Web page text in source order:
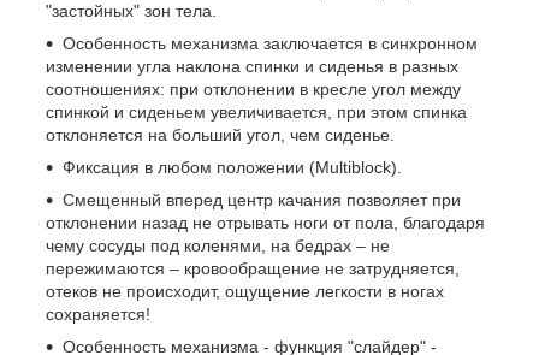
"застойных" зон тела.
Особенность механизма заключается в синхронном
изменении угла наклона спинки и сиденья в разных
соотношениях: при отклонении в кресле угол между
спинкой и сиденьем увеличивается, при этом спинка
отклоняется на больший угол, чем сиденье.
Фиксация в любом положении (Multiblock).
Смещенный вперед центр качания позволяет при
отклонении назад не отрывать ноги от пола, благодаря
чему сосуды под коленями, на бедрах – не
пережимаются – кровообращение не затрудняется,
отеков не происходит, ощущение легкости в ногах
сохраняется!
Особенность механизма - функция "слайдер" -